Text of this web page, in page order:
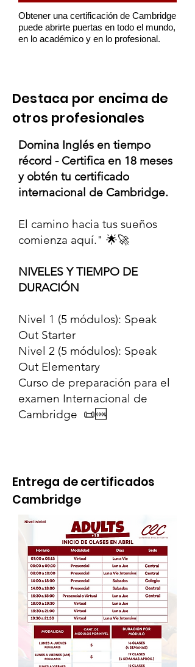
Obtener una certificación de Cambridge
puede abrirte puertas en todo el mundo,
en lo académico y en lo profesional.
Destaca por encima de
otros profesionales
Domina Inglés en tiempo
récord - Certifica en 18 meses
y obtén tu certificado
internacional de Cambridge.
El camino hacia tus sueños
comienza aquí." 🌟🚀
NIVELES Y TIEMPO DE
DURACIÓN
Nivel 1 (5 módulos): Speak
Out Starter
Nivel 2 (5 módulos): Speak
Out Elementary
Curso de preparación para el
examen Internacional de
Cambridge 📜🆒
Entrega de certificados
Cambridge